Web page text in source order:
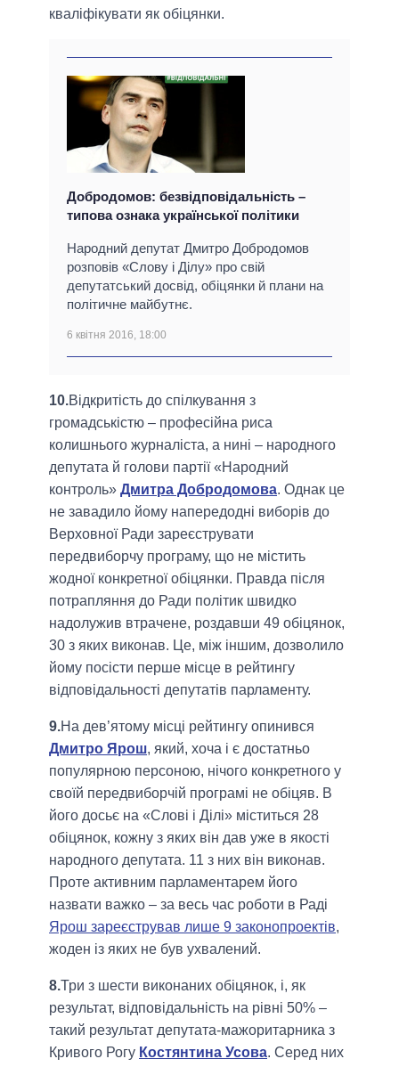
кваліфікувати як обіцянки.
Добродомов: безвідповідальність –
типова ознака української політики
Народний депутат Дмитро Добродомов
розповів «Слову і Ділу» про свій
депутатський досвід, обіцянки й плани на
політичне майбутнє.
6 квітня 2016, 18:00
10.Відкритість до спілкування з
громадськістю – професійна риса
колишнього журналіста, а нині – народного
депутата й голови партії «Народний
контроль» Дмитра Добродомова. Однак це
не завадило йому напередодні виборів до
Верховної Ради зареєструвати
передвиборчу програму, що не містить
жодної конкретної обіцянки. Правда після
потрапляння до Ради політик швидко
надолужив втрачене, роздавши 49 обіцянок,
30 з яких виконав. Це, між іншим, дозволило
йому посісти перше місце в рейтингу
відповідальності депутатів парламенту.
9.На дев’ятому місці рейтингу опинився
Дмитро Ярош, який, хоча і є достатньо
популярною персоною, нічого конкретного у
своїй передвиборчій програмі не обіцяв. В
його досьє на «Слові і Ділі» міститься 28
обіцянок, кожну з яких він дав уже в якості
народного депутата. 11 з них він виконав.
Проте активним парламентарем його
назвати важко – за весь час роботи в Раді
Ярош зареєстрував лише 9 законопроектів,
жоден із яких не був ухвалений.
8.Три з шести виконаних обіцянок, і, як
результат, відповідальність на рівні 50% –
такий результат депутата-мажоритарника з
Кривого Рогу Костянтина Усова. Серед них